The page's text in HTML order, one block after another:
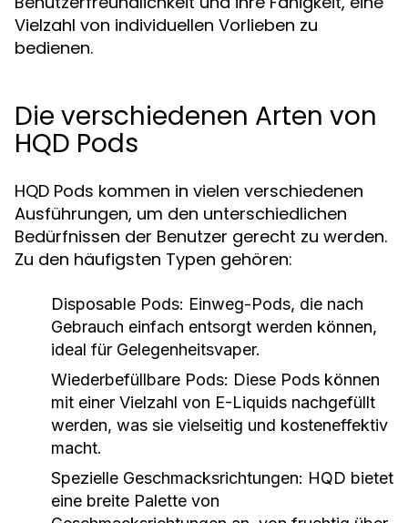
Vielzahl von individuellen Vorlieben zu
bedienen.
Die verschiedenen Arten von
HQD Pods
HQD Pods kommen in vielen verschiedenen
Ausführungen, um den unterschiedlichen
Bedürfnissen der Benutzer gerecht zu werden.
Zu den häufigsten Typen gehören:
Disposable Pods: Einweg-Pods, die nach
Gebrauch einfach entsorgt werden können,
ideal für Gelegenheitsvaper.
Wiederbefüllbare Pods: Diese Pods können
mit einer Vielzahl von E-Liquids nachgefüllt
werden, was sie vielseitig und kosteneffektiv
macht.
Spezielle Geschmacksrichtungen: HQD bietet
eine breite Palette von